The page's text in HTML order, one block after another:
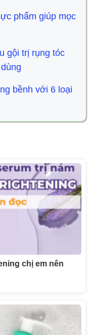
phẩm giúp mọc
gội trị rụng tóc
bềnh với 6 loại
chị em nên